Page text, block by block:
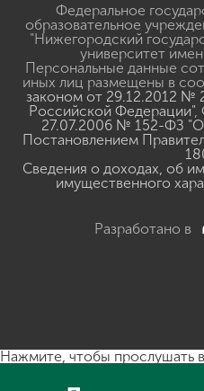
Федеральное
образовательное
"Нижегородский
университет
Персональные данные
иных лиц размещены в
законом от 29.12.2012 №
Российской Федерации",
27.07.2006 № 152-ФЗ "О
Постановлением
Сведения о доходах, об
имущественного
Разработано в
Нажмите, чтобы прослушать